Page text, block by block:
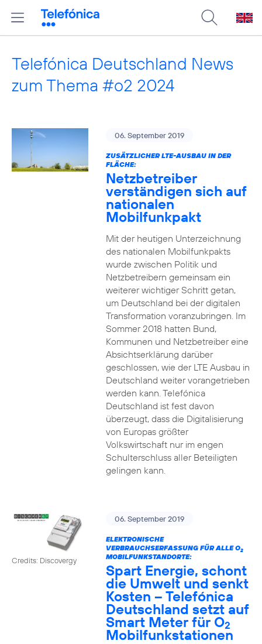
Telefónica Deutschland News
zum Thema #o2 2024
06. September 2019
ZUSÄTZLICHER LTE-AUSBAU IN DER
FLÄCHE:
Netzbetreiber
verständigen sich auf
nationalen
Mobilfunkpakt
Mit der heutigen Unterzeichnung
des nationalen Mobilfunkpakts
wurde zwischen Politik und
Netzbetreibern gemeinsam ein
weiterer wichtiger Schritt getan,
um Deutschland bei der digitalen
Transformation voranzubringen. Im
Sommer 2018 hatten Bund,
Kommunen und Netzbetreiber eine
Absichtserklärung darüber
geschlossen, wie der LTE Ausbau in
Deutschland weiter vorangetrieben
werden kann. Telefónica
Deutschland ist fest davon
überzeugt, dass die Digitalisierung
von Europas größter
Volkswirtschaft nur im engen
Schulterschluss aller Beteiligten
gelingen kann.
Credits: Discovergy
06. September 2019
ELEKTRONISCHE
VERBRAUCHSERFASSUNG FÜR ALLE O2
MOBILFUNKSTANDORTE:
Spart Energie, schont
die Umwelt und senkt
Kosten – Telefónica
Deutschland setzt auf
Smart Meter für O2
Mobilfunkstationen